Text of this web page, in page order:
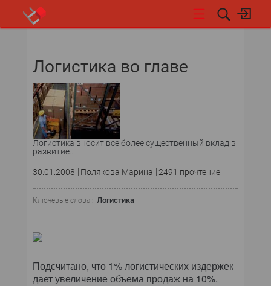
Логистика во главе
Логистика вносит все более существенный вклад в
развитие...
30.01.2008 Полякова Марина 2491 прочтение
Ключевые слова : Логистика
Подсчитано, что 1% логистических издержек
дает увеличение объема продаж на 10%.